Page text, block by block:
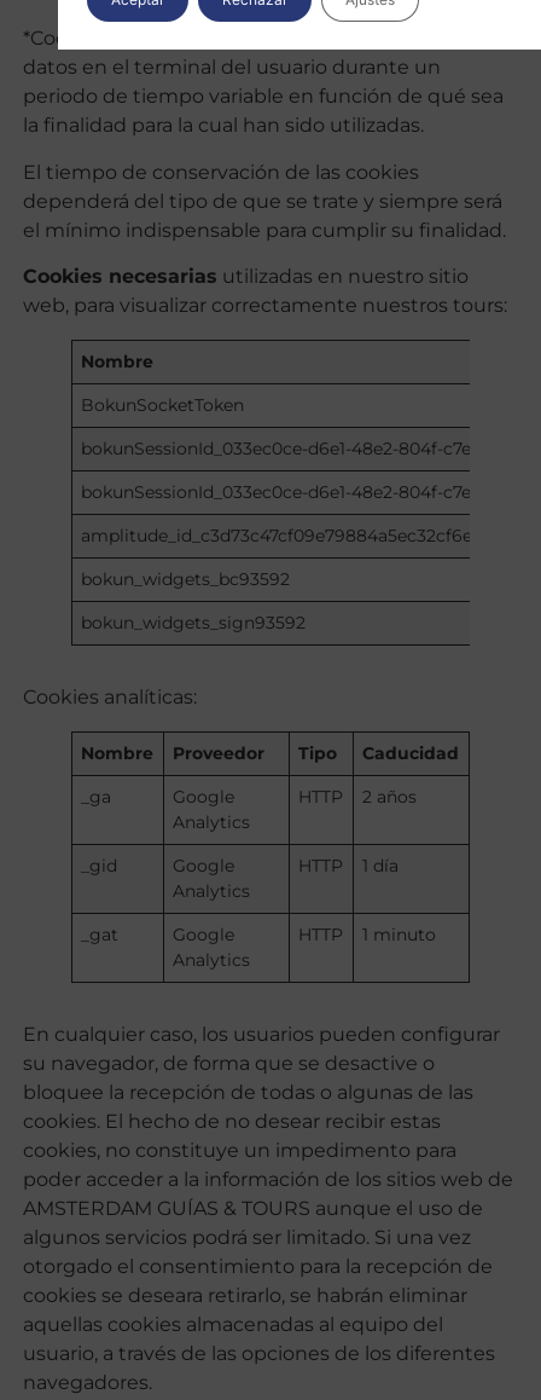
*Cookies persistentes: recaudan y almacenan los
datos en el terminal del usuario durante un
periodo de tiempo variable en función de qué sea
la finalidad para la cual han sido utilizadas.
El tiempo de conservación de las cookies
dependerá del tipo de que se trate y siempre será
el mínimo indispensable para cumplir su finalidad.
Cookies necesarias utilizadas en nuestro sitio
web, para visualizar correctamente nuestros tours:
Nombre
BokunSocketToken
bokunSessionId_033ec0ce-d6e1-48e2-804f-
bokunSessionId_033ec0ce-d6e1-48e2-804f-
bokun_widgets_bc93592
bokun_widgets_sign93592
Cookies analíticas:
Nombre Proveedor Tipo
Caducidad
_ga
Google
Analytics
HTTP 2 años
_gid
Google
Analytics
HTTP 1 día
_gat
Google
Analytics
HTTP 1 minuto
En cualquier caso, los usuarios pueden configurar
su navegador, de forma que se desactive o
bloquee la recepción de todas o algunas de las
cookies. El hecho de no desear recibir estas
cookies, no constituye un impedimento para
poder acceder a la información de los sitios web de
AMSTERDAM GUÍAS & TOURS aunque el uso de
algunos servicios podrá ser limitado. Si una vez
otorgado el consentimiento para la recepción de
cookies se deseara retirarlo, se habrán eliminar
aquellas cookies almacenadas al equipo del
usuario, a través de las opciones de los diferentes
navegadores.